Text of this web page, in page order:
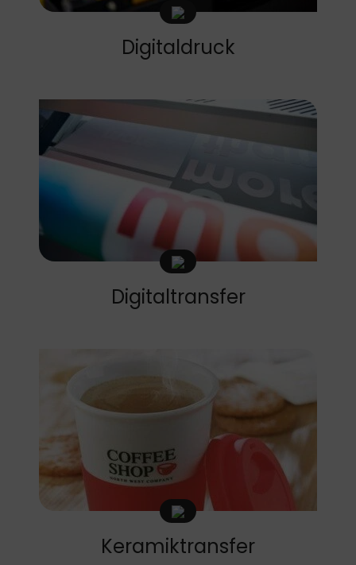
Digitaldruck
Digitaltransfer
Keramiktransfer